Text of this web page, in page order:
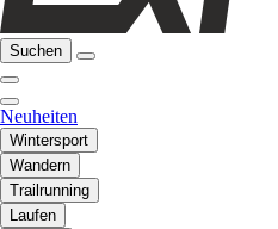
Suchen
Neuheiten
Wintersport
Wandern
Trailrunning
Laufen